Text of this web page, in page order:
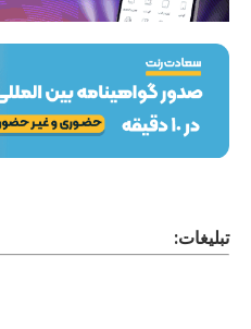
تبلیغات: